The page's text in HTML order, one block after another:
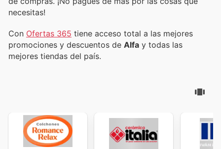
necesitas!
Con Ofertas 365 tiene acceso total a las mejores
promociones y descuentos de Alfa y todas las
mejores tiendas del país.